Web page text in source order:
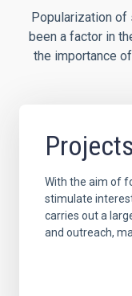
Popularization of
been a factor in
the importance
With the aim of
stimulate
carries out a
and outreach,